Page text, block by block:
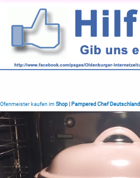
Ofenmeister kaufen im Shop | Pampered Chef Deutschland